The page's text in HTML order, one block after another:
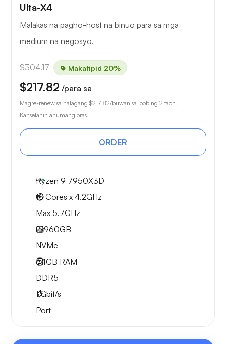
Ulta-X4
Malakas na pagho-host na binuo para sa mga
medium na negosyo.
$304.17 Makatipid 20%
$217.82 /para sa
Magre-renew sa halagang $217.82/buwan sa loob ng 2 taon.
Kanselahin anumang oras.
ORDER
Ryzen 9 7950X3D
16 Cores x 4.2GHz
Max 5.7GHz
2x960GB
NVMe
64GB RAM
DDR5
1Gbit/s
Port